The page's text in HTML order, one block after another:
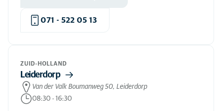
071 - 522 05 13
ZUID-HOLLAND
Leiderdorp
Van der Valk Boumanweg 50, Leiderdorp
08:30 - 16:30